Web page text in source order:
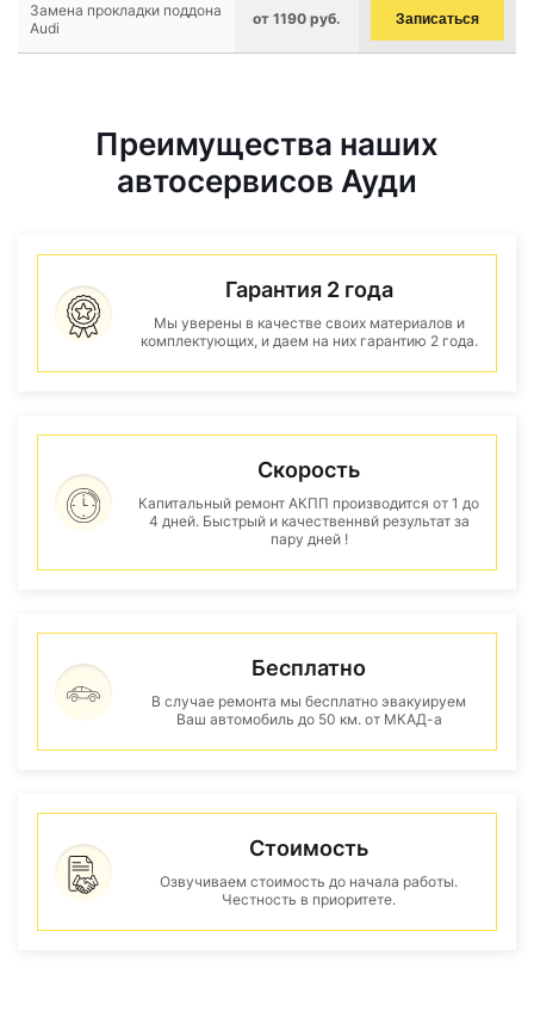
Замена прокладки поддона
Audi
от 1190 руб. Записаться
Преимущества наших
автосервисов Ауди
Гарантия 2 года
Мы уверены в качестве своих материалов и
комплектующих, и даем на них гарантию 2 года.
Скорость
Капитальный ремонт АКПП производится от 1 до
4 дней. Быстрый и качественнвй результат за
пару дней !
Бесплатно
В случае ремонта мы бесплатно эвакуируем
Ваш автомобиль до 50 км. от МКАД-а
Стоимость
Озвучиваем стоимость до начала работы.
Честность в приоритете.